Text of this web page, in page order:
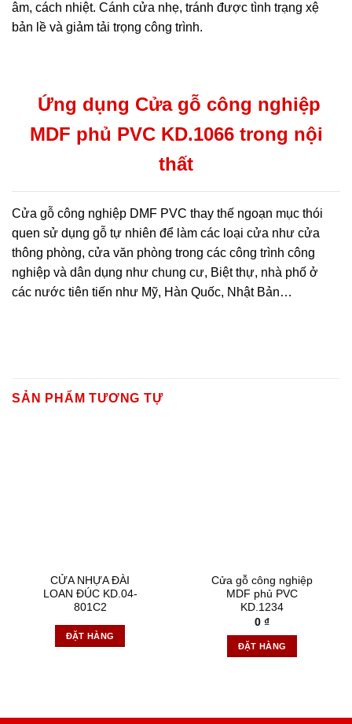
âm, cách nhiệt. Cánh cửa nhẹ, tránh được tình trạng xệ
bản lề và giảm tải trọng công trình.
Ứng dụng Cửa gỗ công nghiệp
MDF phủ PVC KD.1066 trong nội
thất
Cửa gỗ công nghiệp DMF PVC thay thế ngoạn mục thói
quen sử dụng gỗ tự nhiên để làm các loại cửa như cửa
thông phòng, cửa văn phòng trong các công trình công
nghiệp và dân dụng như chung cư, Biệt thự, nhà phố ở
các nước tiên tiến như Mỹ, Hàn Quốc, Nhật Bản…
SẢN PHẨM TƯƠNG TỰ
CỬA NHỰA ĐÀI
LOAN ĐÚC KD.04-
801C2
ĐẶT HÀNG
Cửa gỗ công nghiệp
MDF phủ PVC
KD.1234
0 ₫
ĐẶT HÀNG